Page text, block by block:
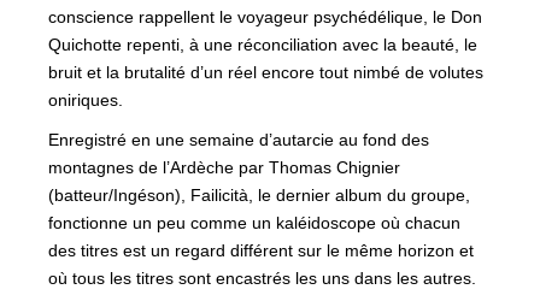
conscience rappellent le voyageur psychédélique, le Don
Quichotte repenti, à une réconciliation avec la beauté, le
bruit et la brutalité d’un réel encore tout nimbé de volutes
oniriques.
Enregistré en une semaine d’autarcie au fond des
montagnes de l’Ardèche par Thomas Chignier
(batteur/Ingéson), Failicità, le dernier album du groupe,
fonctionne un peu comme un kaléidoscope où chacun
des titres est un regard différent sur le même horizon et
où tous les titres sont encastrés les uns dans les autres.